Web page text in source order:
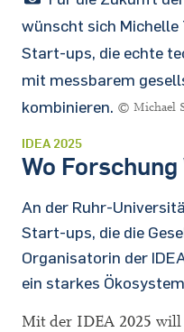
wünscht sich
Start-ups, die echte
mit messbarem
kombinieren. © Michael
IDEA 2025
Wo
An der Ruhr-
Start-ups, die die
Organisatorin der
ein starkes
Mit der IDEA 2025